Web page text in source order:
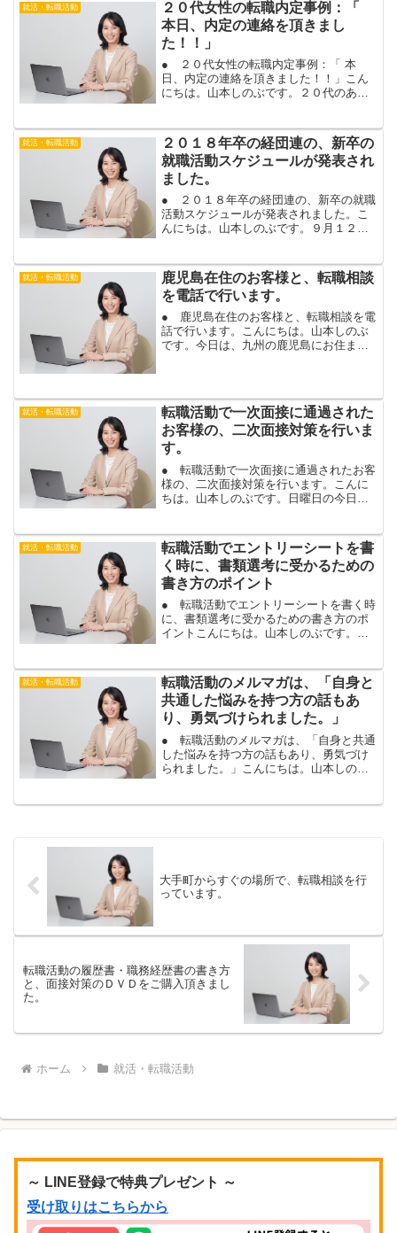
就活・転職活動
２０代女性の転職内定事例：「
本日、内定の連絡を頂きまし
た！！」
● ２０代女性の転職内定事例：「 本
日、内定の連絡を頂きました！！」こん
にちは。山本しのぶです。２０代のあな
験に加えて、熱意やポテンシャルも、重
視されます。転職活動では...
就活・転職活動
２０１８年卒の経団連の、新卒の
就職活動スケジュールが発表され
ました。
● ２０１８年卒の経団連の、新卒の就職
活動スケジュールが発表されました。こ
んにちは。山本しのぶです。９月１２日
が、発表されました。２０１８年卒の経
団連の新卒の就活スケジュ...
就活・転職活動
鹿児島在住のお客様と、転職相談
を電話で行います。
● 鹿児島在住のお客様と、転職相談を電
話で行います。こんにちは。山本しのぶ
です。今日は、九州の鹿児島にお住まい
児島や、九州にお住まいの...
就活・転職活動
転職活動で一次面接に通過された
お客様の、二次面接対策を行いま
す。
● 転職活動で一次面接に通過されたお客
様の、二次面接対策を行います。こんに
ちは。山本しのぶです。日曜日の今日
す。転職活動の面接対策は、土日も行っ
ています。平日夜の転職相...
就活・転職活動
転職活動でエントリーシートを書
く時に、書類選考に受かるための
書き方のポイント
● 転職活動でエントリーシートを書く時
に、書類選考に受かるための書き方のポ
イントこんにちは。山本しのぶです。転
し、企業によっては、企業が独自に作成
したエントリーシートで...
就活・転職活動
転職活動のメルマガは、「自身と
共通した悩みを持つ方の話もあ
り、勇気づけられました。」
● 転職活動のメルマガは、「自身と共通
した悩みを持つ方の話もあり、勇気づけ
られました。」こんにちは。山本しのぶ
ますよ。転職活動は、初めての場合、ど
大手町からすぐの場所で、転職相談を行
っています。
転職活動の履歴書・職務経歴書の書き方
と、面接対策のＤＶＤをご購入頂きまし
た。
ホーム 就活・転職活動
～ LINE登録で特典プレゼント ～
受け取りはこちらから